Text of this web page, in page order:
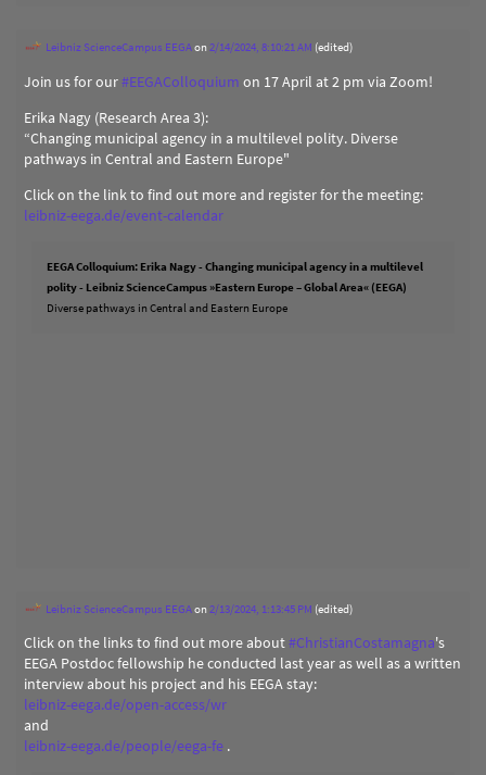
Leibniz ScienceCampus EEGAon2/14/2024, 8:10:21 AM (edited)
Join us for our#EEGAColloquium on 17 April at 2 pm via Zoom!
Erika Nagy (Research Area 3):
“Changing municipal agency in a multilevel polity. Diverse
pathways in Central and Eastern Europe"
Click on the link to find out more and register for the meeting:
leibniz-eega.de/event-calendar
EEGA Colloquium: Erika Nagy - Changing municipal agency in a multilevel
polity - Leibniz ScienceCampus »Eastern Europe – Global Area« (EEGA)
Diverse pathways in Central and Eastern Europe
Leibniz ScienceCampus EEGAon2/13/2024, 1:13:45 PM (edited)
Click on the links to find out more about#ChristianCostamagna's
EEGA Postdoc fellowship he conducted last year as well as a written
interview about his project and his EEGA stay:
leibniz-eega.de/open-access/wr
and
leibniz-eega.de/people/eega-fe .